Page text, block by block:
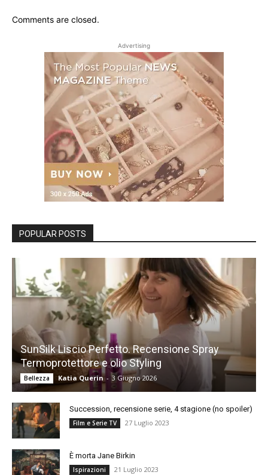
Comments are closed.
Advertising
POPULAR POSTS
SunSilk Liscio Perfetto. Recensione Spray
Termoprotettore e olio Styling
Bellezza Katia Querin - 3 Giugno 2026
Succession, recensione serie, 4 stagione (no spoiler)
Film e Serie TV 27 Luglio 2023
È morta Jane Birkin
Ispirazioni 21 Luglio 2023